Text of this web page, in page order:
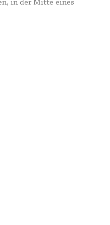
in der Mitte eines